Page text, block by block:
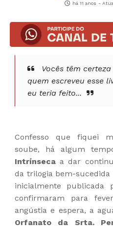
há 11 anos -
Vocês têm
quem escreveu esse
eu teria feito...
Confesso que fiquei
soube, há algum
Intrínseca a dar
da trilogia bem-
inicialmente publicada
confirmaram para
angústia e espera, a
Orfanato da Srta.